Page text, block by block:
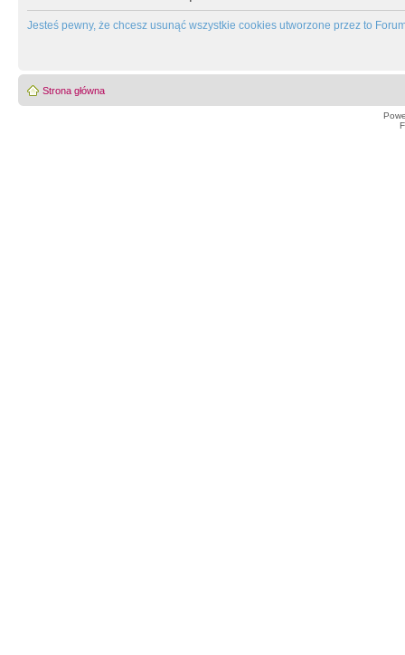
Jesteś pewny, że chcesz usunąć wszystkie cookies utworzone przez to
Strona główna